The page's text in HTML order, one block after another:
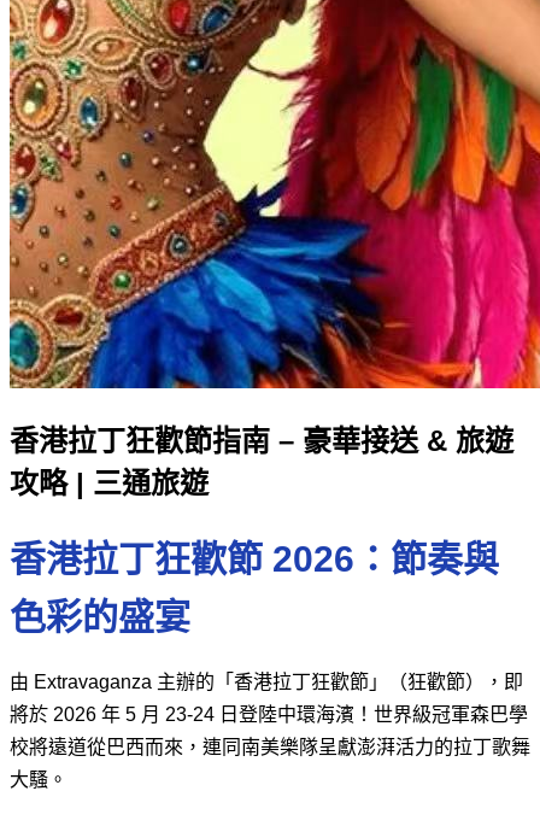
香港拉丁狂歡節指南 – 豪華接送 & 旅遊
攻略 | 三通旅遊
香港拉丁狂歡節 2026：節奏與
色彩的盛宴
由 Extravaganza 主辦的「香港拉丁狂歡節」（狂歡節），即
將於 2026 年 5 月 23-24 日登陸中環海濱！世界級冠軍森巴學
校將遠道從巴西而來，連同南美樂隊呈獻澎湃活力的拉丁歌舞
大騷。